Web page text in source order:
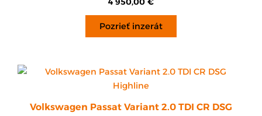
Pozrieť inzerát
Volkswagen Passat Variant 2.0 TDI CR DSG